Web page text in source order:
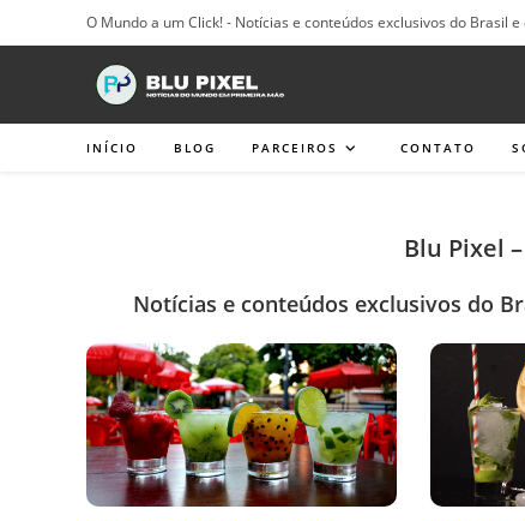
para
O Mundo a um Click! - Notícias e conteúdos exclusivos do Brasil
INÍCIO BLOG PARCEIROS CONTATO
Blu Pixel
Notícias e conteúdos exclusivos do